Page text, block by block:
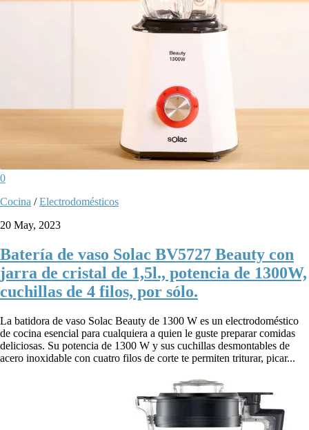
0
Cocina /Electrodomésticos
20 May, 2023
Batería de vaso Solac BV5727 Beauty con
jarra de cristal de 1,5l., potencia de 1300W,
cuchillas de 4 filos, por sólo.
La batidora de vaso Solac Beauty de 1300 W es un electrodoméstico
de cocina esencial para cualquiera a quien le guste preparar comidas
deliciosas. Su potencia de 1300 W y sus cuchillas desmontables de
acero inoxidable con cuatro filos de corte te permiten triturar, picar...